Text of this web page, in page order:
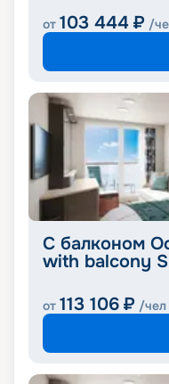
от 103 444 ₽ /
С балконом
with balcony
от 113 106 ₽ /чел